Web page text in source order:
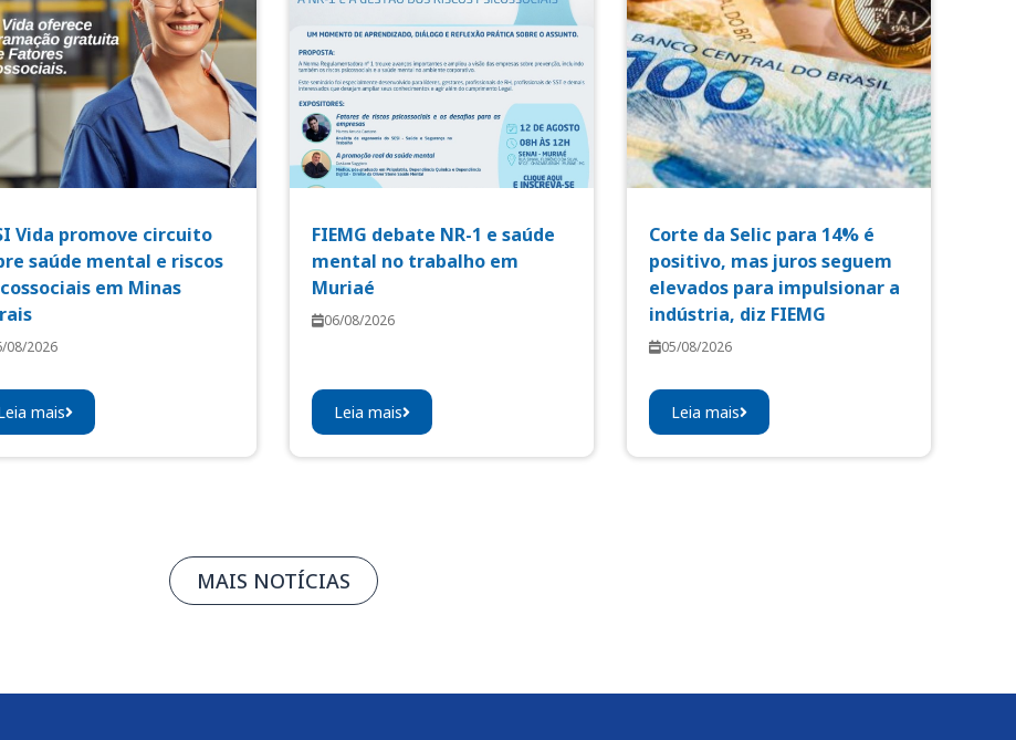
Vida promove circuito
saúde mental e riscos
em Minas
08/2026
mais
FIEMG debate NR-1 e saúde
mental no trabalho em
Muriaé
06/08/2026
Leia mais
Corte da Selic para 14% é
positivo, mas juros seguem
elevados para impulsionar a
indústria, diz FIEMG
05/08/2026
Leia mais
MAIS NOTÍCIAS